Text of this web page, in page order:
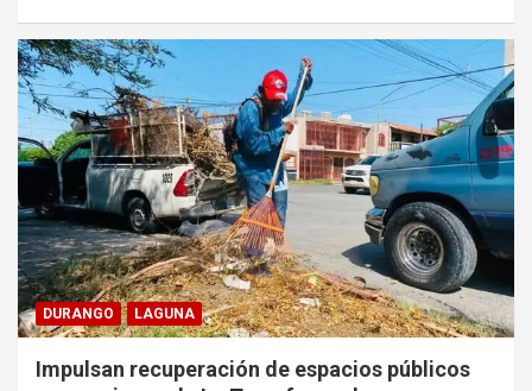
DURANGO LAGUNA
Impulsan recuperación de espacios públicos